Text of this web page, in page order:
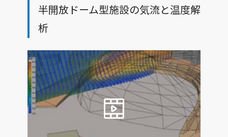
半開放ドーム型施設の気流と温度解
析